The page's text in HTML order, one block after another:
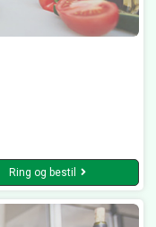
Ring og bestil